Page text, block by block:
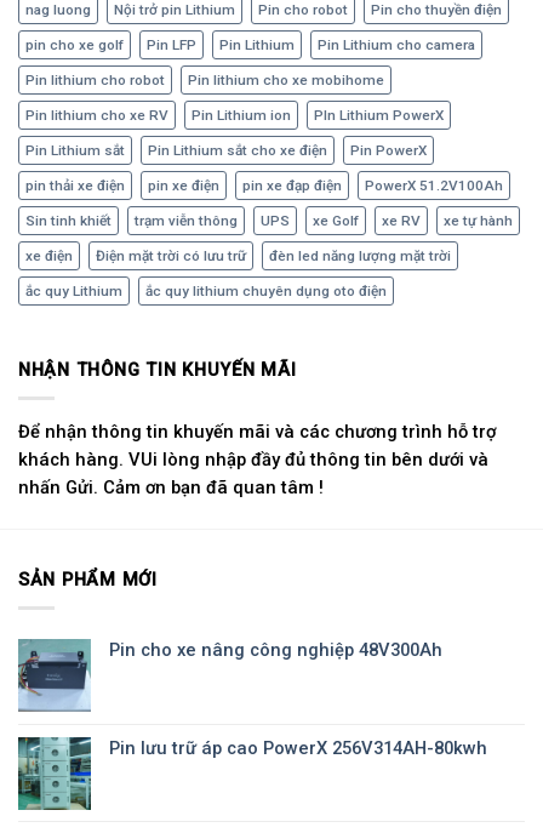
nag luong Nội trở pin Lithium Pin cho robot Pin cho thuyền điện
pin cho xe golf Pin LFP Pin Lithium Pin Lithium cho camera
Pin lithium cho robot Pin lithium cho xe mobihome
Pin lithium cho xe RV Pin Lithium ion PIn Lithium PowerX
Pin Lithium sắt Pin Lithium sắt cho xe điện Pin PowerX
pin thải xe điện pin xe điện pin xe đạp điện PowerX 51.2V100Ah
Sin tinh khiết trạm viễn thông UPS xe Golf xe RV xe tự hành
xe điện Điện mặt trời có lưu trữ đèn led năng lượng mặt trời
ắc quy Lithium ắc quy lithium chuyên dụng oto điện
NHẬN THÔNG TIN KHUYẾN MÃI
Để nhận thông tin khuyến mãi và các chương trình hỗ trợ
khách hàng. VUi lòng nhập đầy đủ thông tin bên dưới và
nhấn Gửi. Cảm ơn bạn đã quan tâm !
SẢN PHẨM MỚI
Pin cho xe nâng công nghiệp 48V300Ah
Pin lưu trữ áp cao PowerX 256V314AH-80kwh